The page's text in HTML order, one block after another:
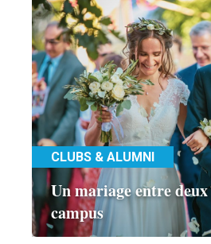
CLUBS & ALUMNI
Un mariage entre
campus